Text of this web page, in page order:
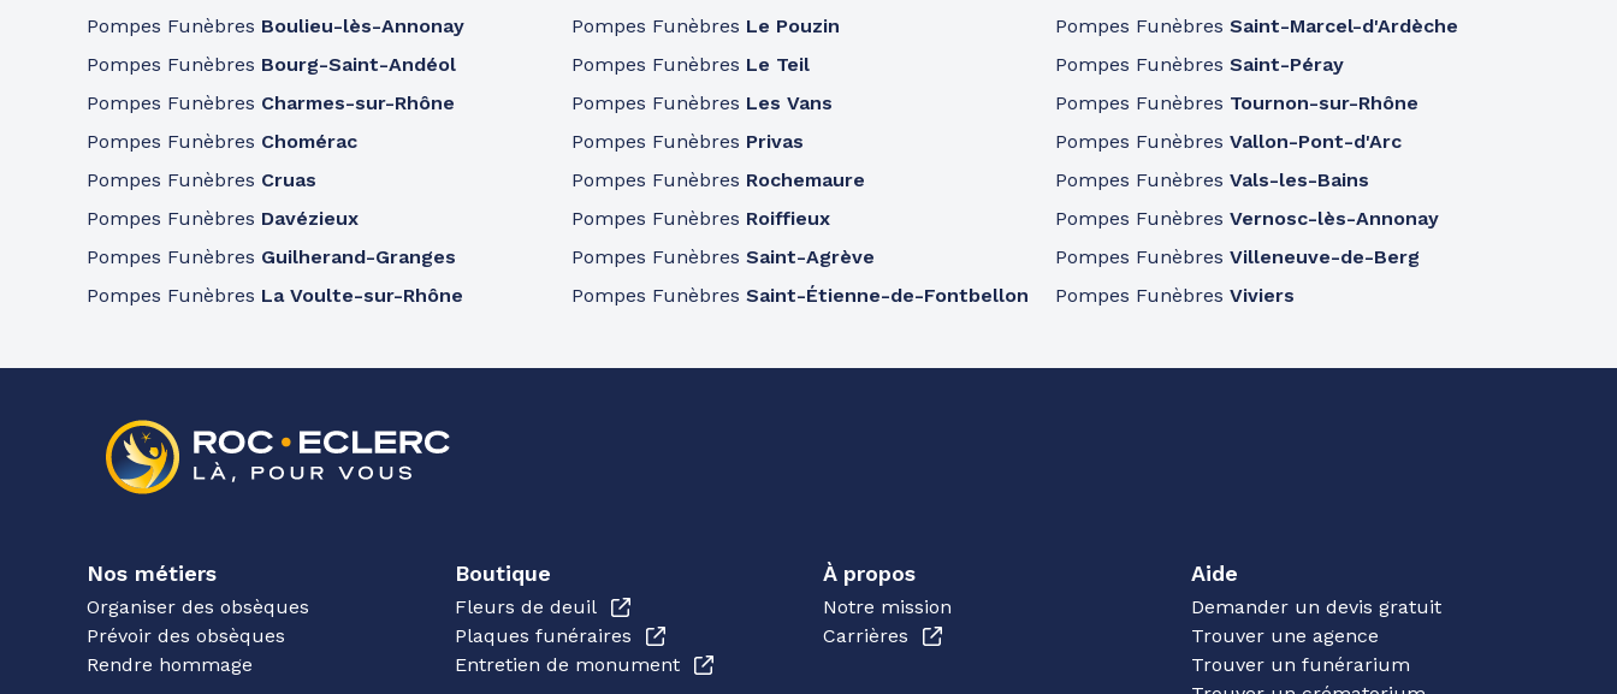
Pompes Funèbres Boulieu-lès-Annonay
Pompes Funèbres Bourg-Saint-Andéol
Pompes Funèbres Charmes-sur-Rhône
Pompes Funèbres Chomérac
Pompes Funèbres Cruas
Pompes Funèbres Davézieux
Pompes Funèbres Guilherand-Granges
Pompes Funèbres La Voulte-sur-Rhône
Pompes Funèbres Le Pouzin
Pompes Funèbres Le Teil
Pompes Funèbres Les Vans
Pompes Funèbres Privas
Pompes Funèbres Rochemaure
Pompes Funèbres Roiffieux
Pompes Funèbres Saint-Agrève
Pompes Funèbres Saint-Étienne-de-Fontbellon
Pompes FunèbresSaint-Marcel-d'Ardèche
Pompes FunèbresSaint-Péray
Pompes Funèbres Tournon-sur-Rhône
Pompes FunèbresVallon-Pont-d'Arc
Pompes FunèbresVals-les-Bains
Pompes FunèbresVernosc-lès-Annonay
Pompes FunèbresVilleneuve-de-Berg
Pompes FunèbresViviers
Nos métiers
Organiser des obsèques
Prévoir des obsèques
Rendre hommage
Boutique
Fleurs de deuil
Plaques funéraires
Entretien de monument
À propos
Notre mission
Carrières
Aide
Demander un devis gratuit
Trouver une agence
Trouver un funérarium